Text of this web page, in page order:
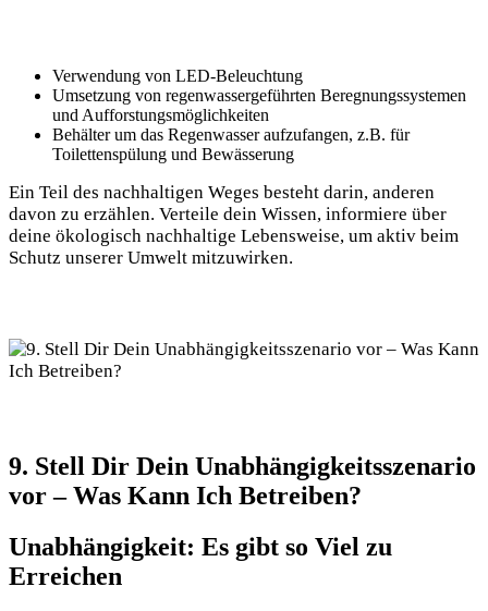
Verwendung von LED-Beleuchtung
Umsetzung von regenwassergeführten Beregnungssystemen
und Aufforstungsmöglichkeiten
Behälter um das Regenwasser aufzufangen,‌ z.B.⁢ für
Toilettenspülung und Bewässerung
Ein⁣ Teil des nachhaltigen Weges besteht darin, anderen
davon⁣ zu erzählen. Verteile dein Wissen, informiere über
deine ökologisch nachhaltige Lebensweise, um aktiv beim
‌Schutz unserer‌ Umwelt mitzuwirken.
9.​ Stell⁢ Dir Dein Unabhängigkeitsszenario
vor – Was Kann ⁢Ich Betreiben?
Unabhängigkeit: Es​ gibt⁣ so Viel zu
Erreichen